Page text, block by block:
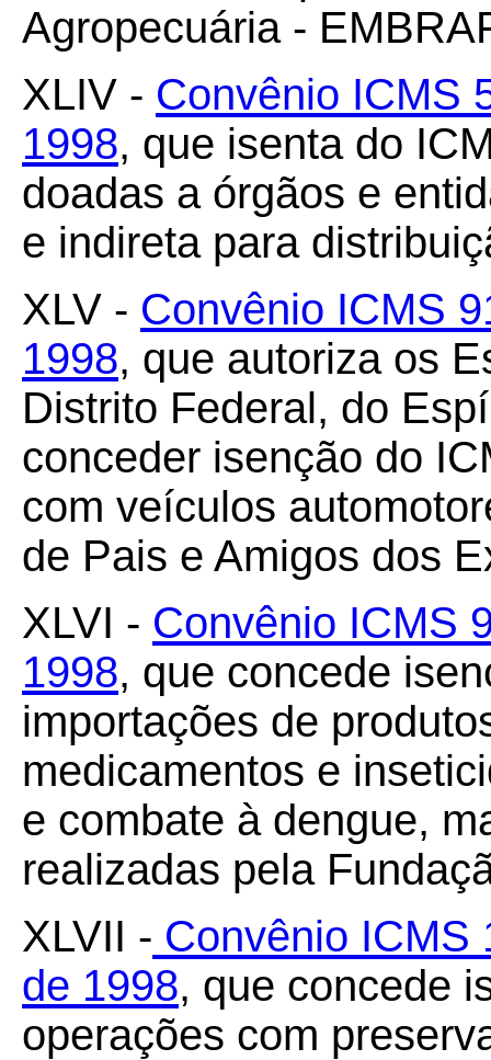
Agropecuária -
XLIV - Convênio ICMS
1998, que isenta do
doadas a órgãos e
e indireta para
XLV - Convênio ICMS
1998, que autoriza os
Distrito Federal, do
conceder isenção do
com veículos
de Pais e Amigos dos
XLVI - Convênio ICMS
1998, que concede
importações de
medicamentos e
e combate à dengue,
realizadas pela
XLVII - Convênio ICMS
de 1998, que concede
operações com